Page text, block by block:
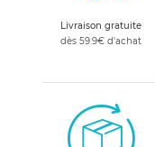
Livraison gratuite
dès 59.9€ d'achat